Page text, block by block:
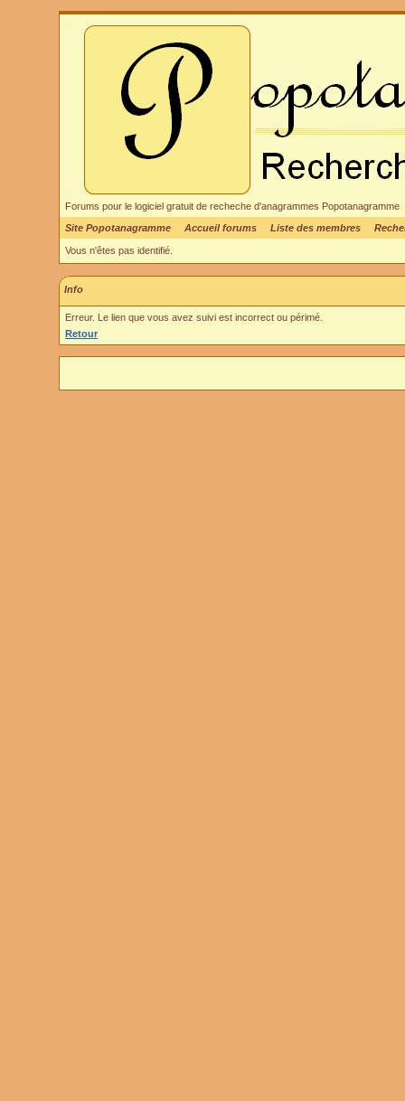
Forums pour le logiciel gratuit de recheche d'anagrammes Popotanagramme
Site Popotanagramme
Accueil forums Liste des membres
Vous n'êtes pas identifié.
Info
Erreur. Le lien que vous avez suivi est incorrect ou périmé.
Retour